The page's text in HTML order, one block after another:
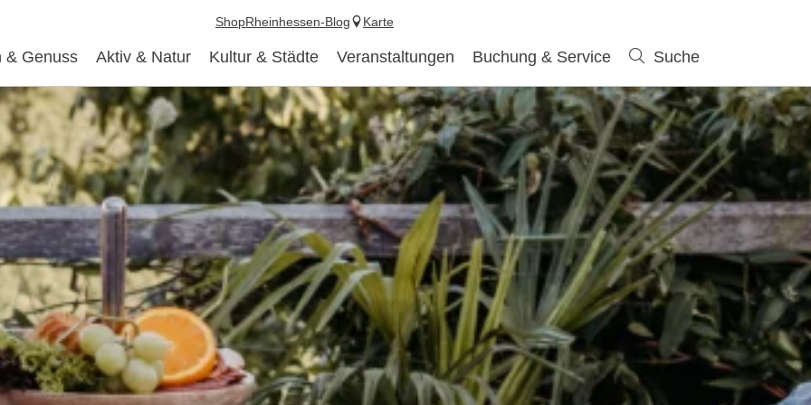
Suche
& Genuss Aktiv & Natur Kultur & Städte Veranstaltungen Buchung & Service Suche
ShopRheinhessen-Blog Karte